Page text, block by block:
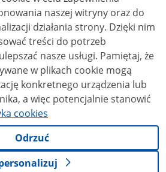
o ile nie jest to stwierdzone inaczej.
naszej witryny oraz do
działania strony. Dzięki nim
treści do potrzeb
nasze usługi. Pamiętaj, że
w plikach cookie mogą
konkretnego urządzenia lub
a więc potencjalnie stanowić
cookies
Odrzuć